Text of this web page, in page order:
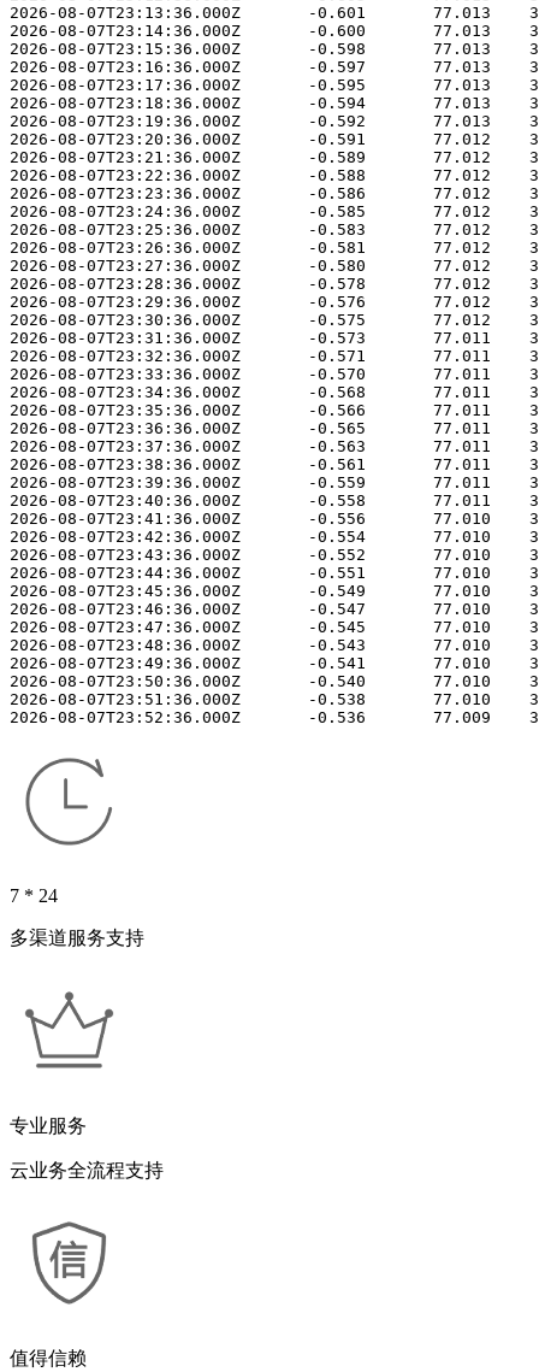
-07T23:24:36.000Z       -0.585       77.012
2026-08-07T23:25:36.000Z       -0.583
2026-08-07T23:26:36.000Z       -0.581
2026-08-07T23:27:36.000Z       -0.580
2026-08-07T23:28:36.000Z       -0.578
2026-08-07T23:29:36.000Z       -0.576
2026-08-07T23:30:36.000Z       -0.575
2026-08-07T23:31:36.000Z       -0.573
2026-08-07T23:32:36.000Z       -0.571
2026-08-07T23:33:36.000Z       -0.570
2026-08-07T23:34:36.000Z       -0.568
2026-08-07T23:35:36.000Z       -0.566
2026-08-07T23:36:36.000Z       -0.565
2026-08-07T23:37:36.000Z       -0.563
2026-08-07T23:38:36.000Z       -0.561
2026-08-07T23:39:36.000Z       -0.559
2026-08-07T23:40:36.000Z       -0.558
2026-08-07T23:41:36.000Z       -0.556
2026-08-07T23:42:36.000Z       -0.554
2026-08-07T23:43:36.000Z       -0.552
2026-08-07T23:44:36.000Z       -0.551
2026-08-07T23:45:36.000Z       -0.549
2026-08-07T23:46:36.000Z       -0.547
2026-08-07T23:47:36.000Z       -0.545
2026-08-07T23:48:36.000Z       -0.543
2026-08-07T23:49:36.000Z       -0.541
2026-08-07T23:50:36.000Z       -0.540
2026-08-07T23:51:36.000Z       -0.538
7 * 24
多渠道服务支持
专业服务
云业务全流程支持
值得信赖